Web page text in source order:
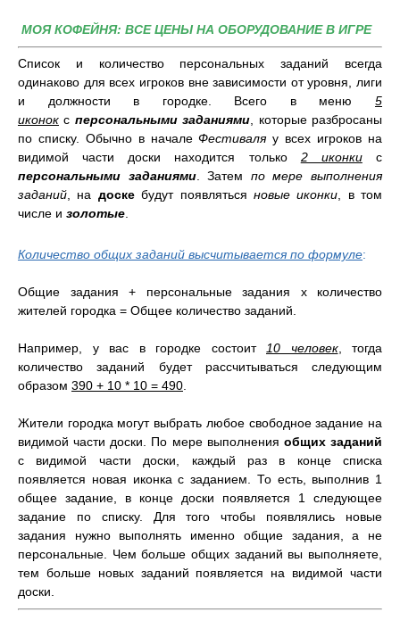
МОЯ КОФЕЙНЯ: ВСЕ ЦЕНЫ НА ОБОРУДОВАНИЕ В ИГРЕ
Список и количество персональных заданий всегда
одинаково для всех игроков вне зависимости от уровня, лиги
и должности в городке. Всего в меню 5
иконок с персональными заданиями , которые разбросаны
по списку. Обычно в началеФестиваляу всех игроков на
видимой части доски находится только 2 иконкис
персональными заданиями. Затем по мере выполнения
заданий , на доскебудут появляться новые иконки , в том
числе и золотые
Количество общих заданий высчитывается по формуле:
Общие задания + персональные задания х количество
жителей городка = Общее количество заданий.
Например, у вас в городке состоит 10 человек, тогда
количество заданий будет рассчитываться следующим
образом 390 + 10 * 10 = 490
Жители городка могут выбрать любое свободное задание на
видимой части доски. По мере выполнения общих заданий
с видимой части доски, каждый раз в конце списка
появляется новая иконка с заданием. То есть, выполнив 1
общее задание, в конце доски появляется 1 следующее
задание по списку. Для того чтобы появлялись новые
задания нужно выполнять именно общие задания, а не
персональные. Чем больше общих заданий вы выполняете,
тем больше новых заданий появляется на видимой части
доски.